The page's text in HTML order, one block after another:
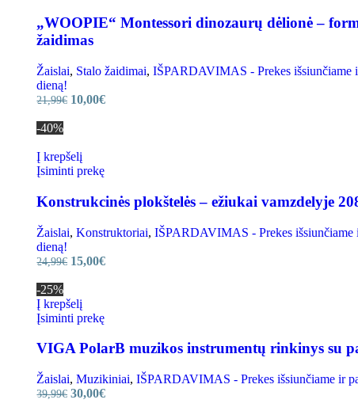
„WOOPIE“ Montessori dinozaurų dėlionė –
žaidimas
Žaislai, Stalo žaidimai, IŠPARDAVIMAS - Prekes išsiunčiame
dieną!
21,99€ 10,00€
-40%
Į krepšelį
Įsiminti prekę
Konstrukcinės plokštelės – ežiukai vamzdelyje
Žaislai, Konstruktoriai, IŠPARDAVIMAS - Prekes išsiunčiame
dieną!
24,99€ 15,00€
-25%
Į krepšelį
Įsiminti prekę
VIGA PolarB muzikos instrumentų rinkinys su
Žaislai, Muzikiniai, IŠPARDAVIMAS - Prekes išsiunčiame ir
39,99€ 30,00€